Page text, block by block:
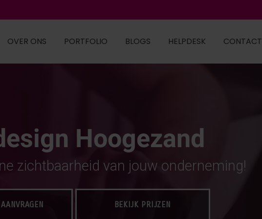
OVER ONS PORTFOLIO BLOGS HELPDESK CONTACT
Hoogezand
zichtbaarheid van jouw onderneming!
BEKIJK PRIJZEN